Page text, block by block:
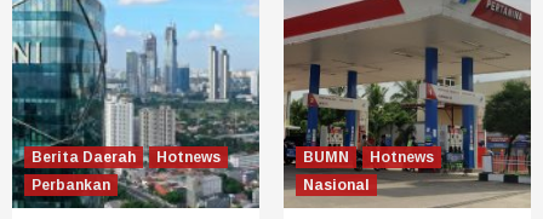
Berita Daerah
Hotnews
Perbankan
BUMN
Hotnews
Nasional